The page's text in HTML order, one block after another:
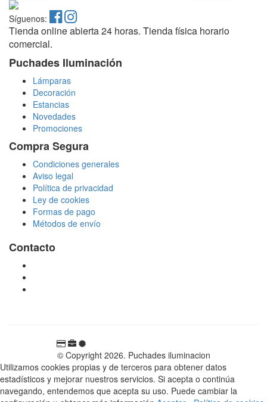
Síguenos:
Tienda online abierta 24 horas. Tienda física horario
comercial.
Puchades Iluminación
Lámparas
Decoración
Estancias
Novedades
Promociones
Compra Segura
Condiciones generales
Aviso legal
Política de privacidad
Ley de cookies
Formas de pago
Métodos de envío
Contacto
© Copyright 2026. Puchades iluminacion
Utilizamos cookies propias y de terceros para obtener datos
estadísticos y mejorar nuestros servicios. Si acepta o continúa
navegando, entendemos que acepta su uso. Puede cambiar la